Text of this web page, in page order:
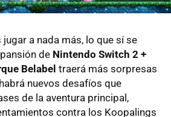
a nada más, lo que sí se
de Nintendo Switch 2 +
Belabel traerá más sorpresas
nuevos desafíos que
de la aventura principal,
contra los Koopalings